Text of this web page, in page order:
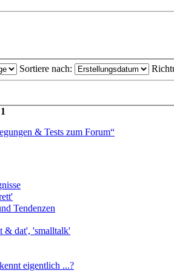
Sortiere nach:
1
& Tests zum Forum“
Tendenzen
dat', 'smalltalk'
eigentlich ...?